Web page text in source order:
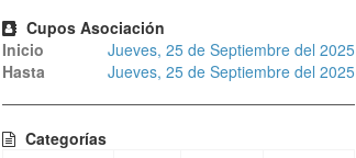
Cupos Asociación
Inicio
Jueves, 25 de Septiembre del 2025
Hasta
Jueves, 25 de Septiembre del 2025
Categorías